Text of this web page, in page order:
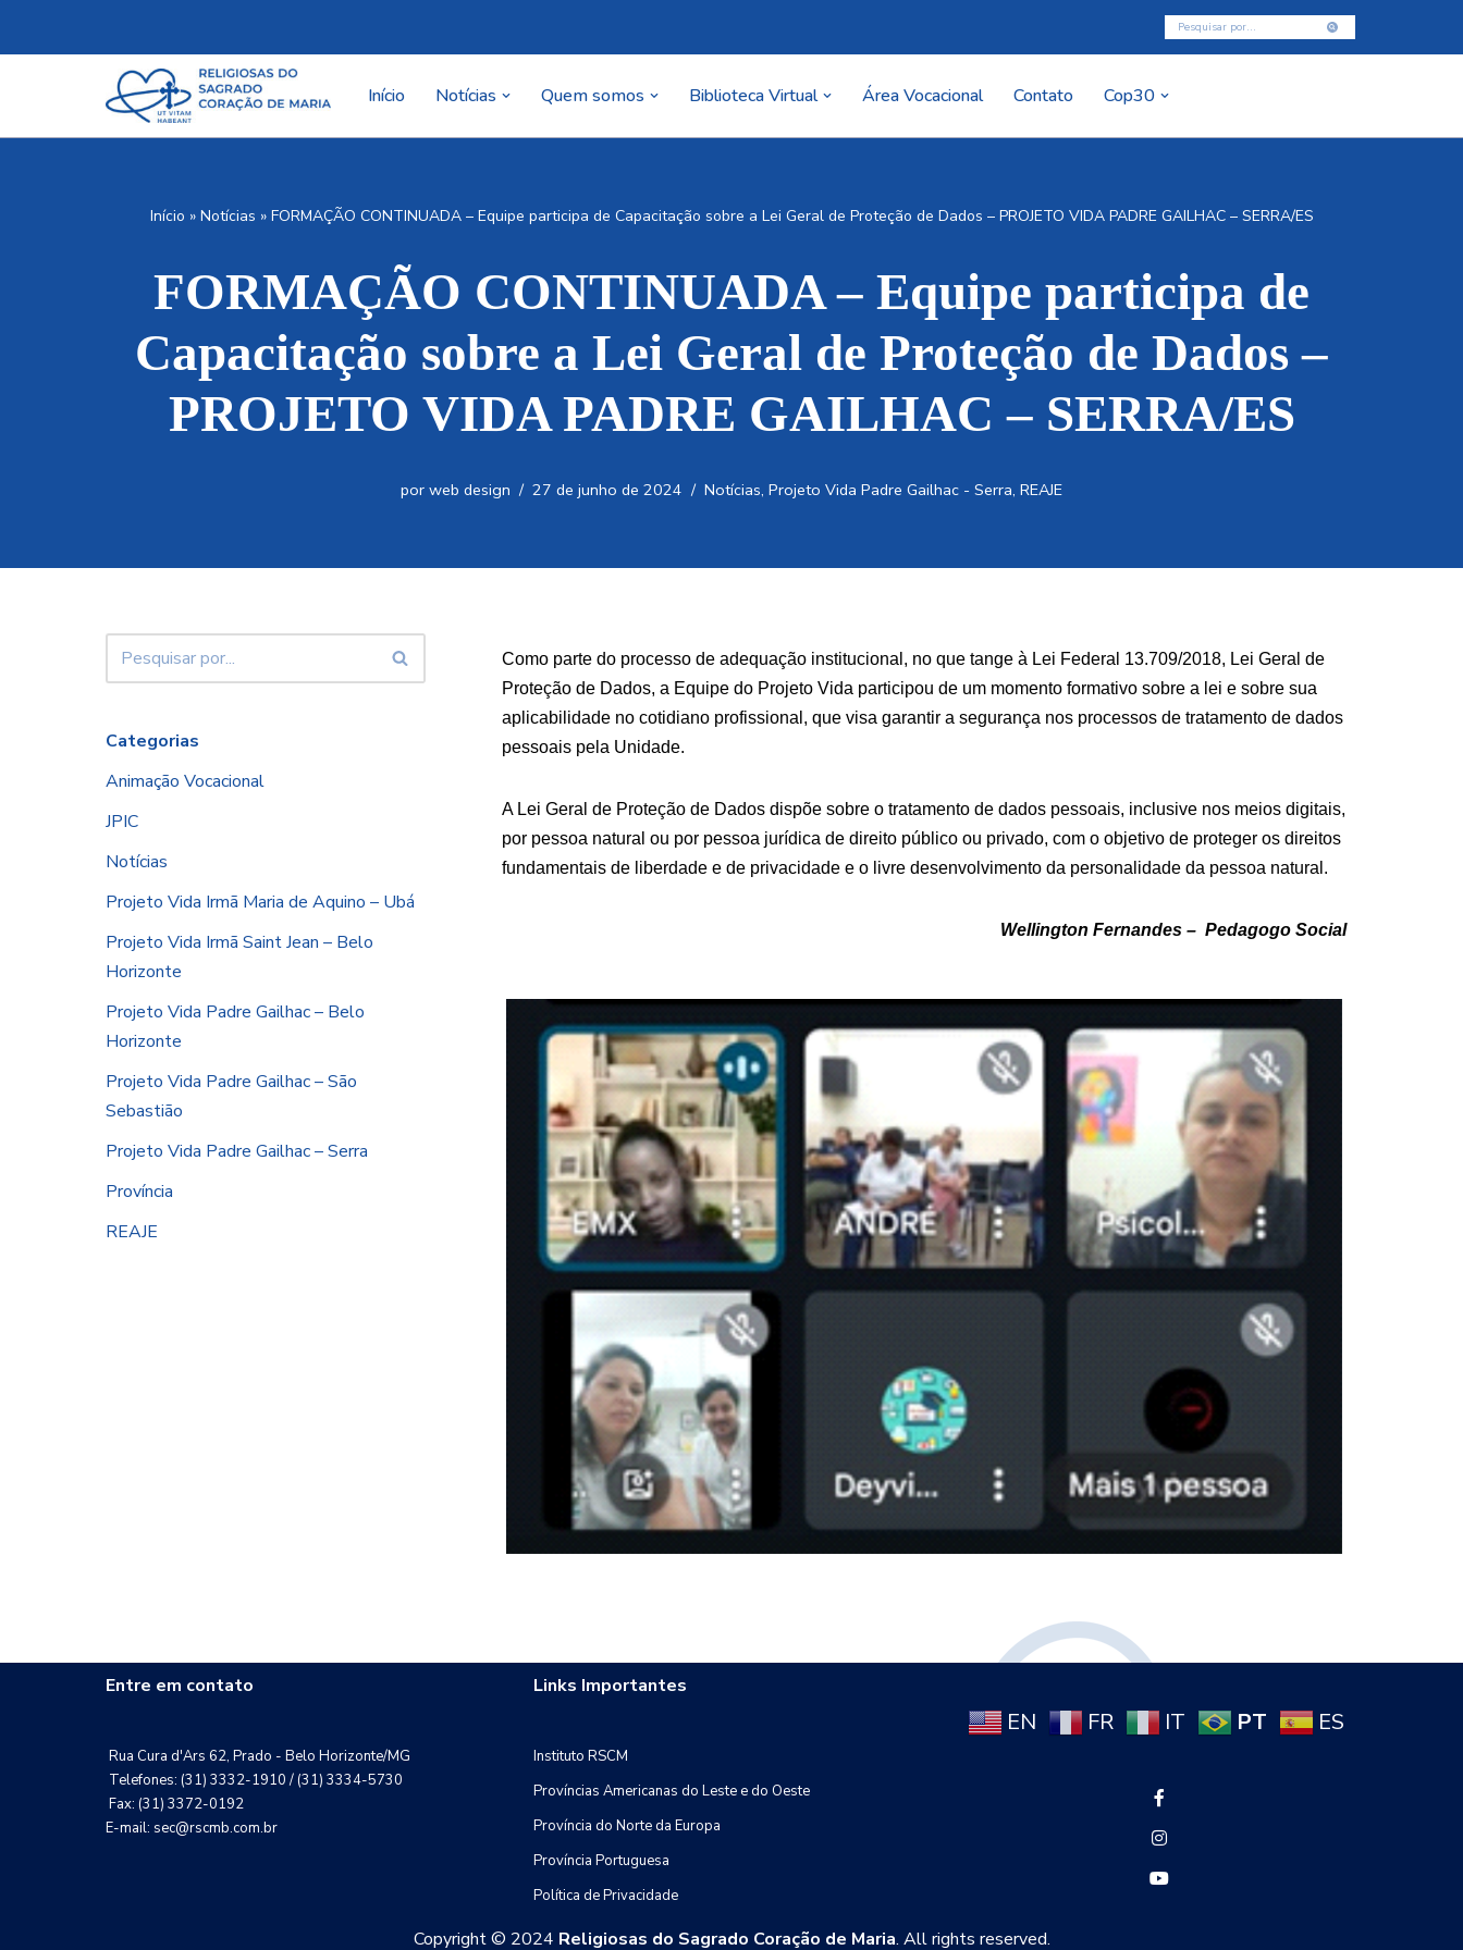
Pular
Início Notícias Quem somos Biblioteca Virtual Área Vocacional Contato Cop30
Início » Notícias » FORMAÇÃO CONTINUADA – Equipe participa de Capacitação sobre a Lei Geral de Proteção de Dados – PROJETO VIDA PADRE GAILHAC – SERRA/ES
FORMAÇÃO CONTINUADA – Equipe participa de
Capacitação sobre a Lei Geral de Proteção de Dados –
PROJETO VIDA PADRE GAILHAC – SERRA/ES
por web design 27 de junho de 2024 Notícias, Projeto Vida Padre Gailhac - Serra, REAJE
Categorias
Animação Vocacional
JPIC
Notícias
Projeto Vida Irmã Maria de Aquino – Ubá
Projeto Vida Irmã Saint Jean – Belo
Horizonte
Projeto Vida Padre Gailhac – Belo
Horizonte
Projeto Vida Padre Gailhac – São
Sebastião
Projeto Vida Padre Gailhac – Serra
Província
REAJE
Como parte do processo de adequação institucional, no que tange à Lei Federal 13.709/2018, Lei Geral de
Proteção de Dados, a Equipe do Projeto Vida participou de um momento formativo sobre a lei e sobre sua
aplicabilidade no cotidiano profissional, que visa garantir a segurança nos processos de tratamento de dados
pessoais pela Unidade.
A Lei Geral de Proteção de Dados dispõe sobre o tratamento de dados pessoais, inclusive nos meios digitais,
por pessoa natural ou por pessoa jurídica de direito público ou privado, com o objetivo de proteger os direitos
fundamentais de liberdade e de privacidade e o livre desenvolvimento da personalidade da pessoa natural.
Wellington Fernandes – Pedagogo Social
Entre em contato
Rua Cura d'Ars 62, Prado - Belo Horizonte/MG
Telefones: (31) 3332-1910 / (31) 3334-5730
Fax: (31) 3372-0192
E-mail: sec@rscmb.com.br
Links Importantes
Instituto RSCM
Províncias Americanas do Leste e do Oeste
Província do Norte da Europa
Província Portuguesa
Política de Privacidade
EN FR IT PT ES
Copyright © 2024 Religiosas do Sagrado Coração de Maria. All rights reserved.